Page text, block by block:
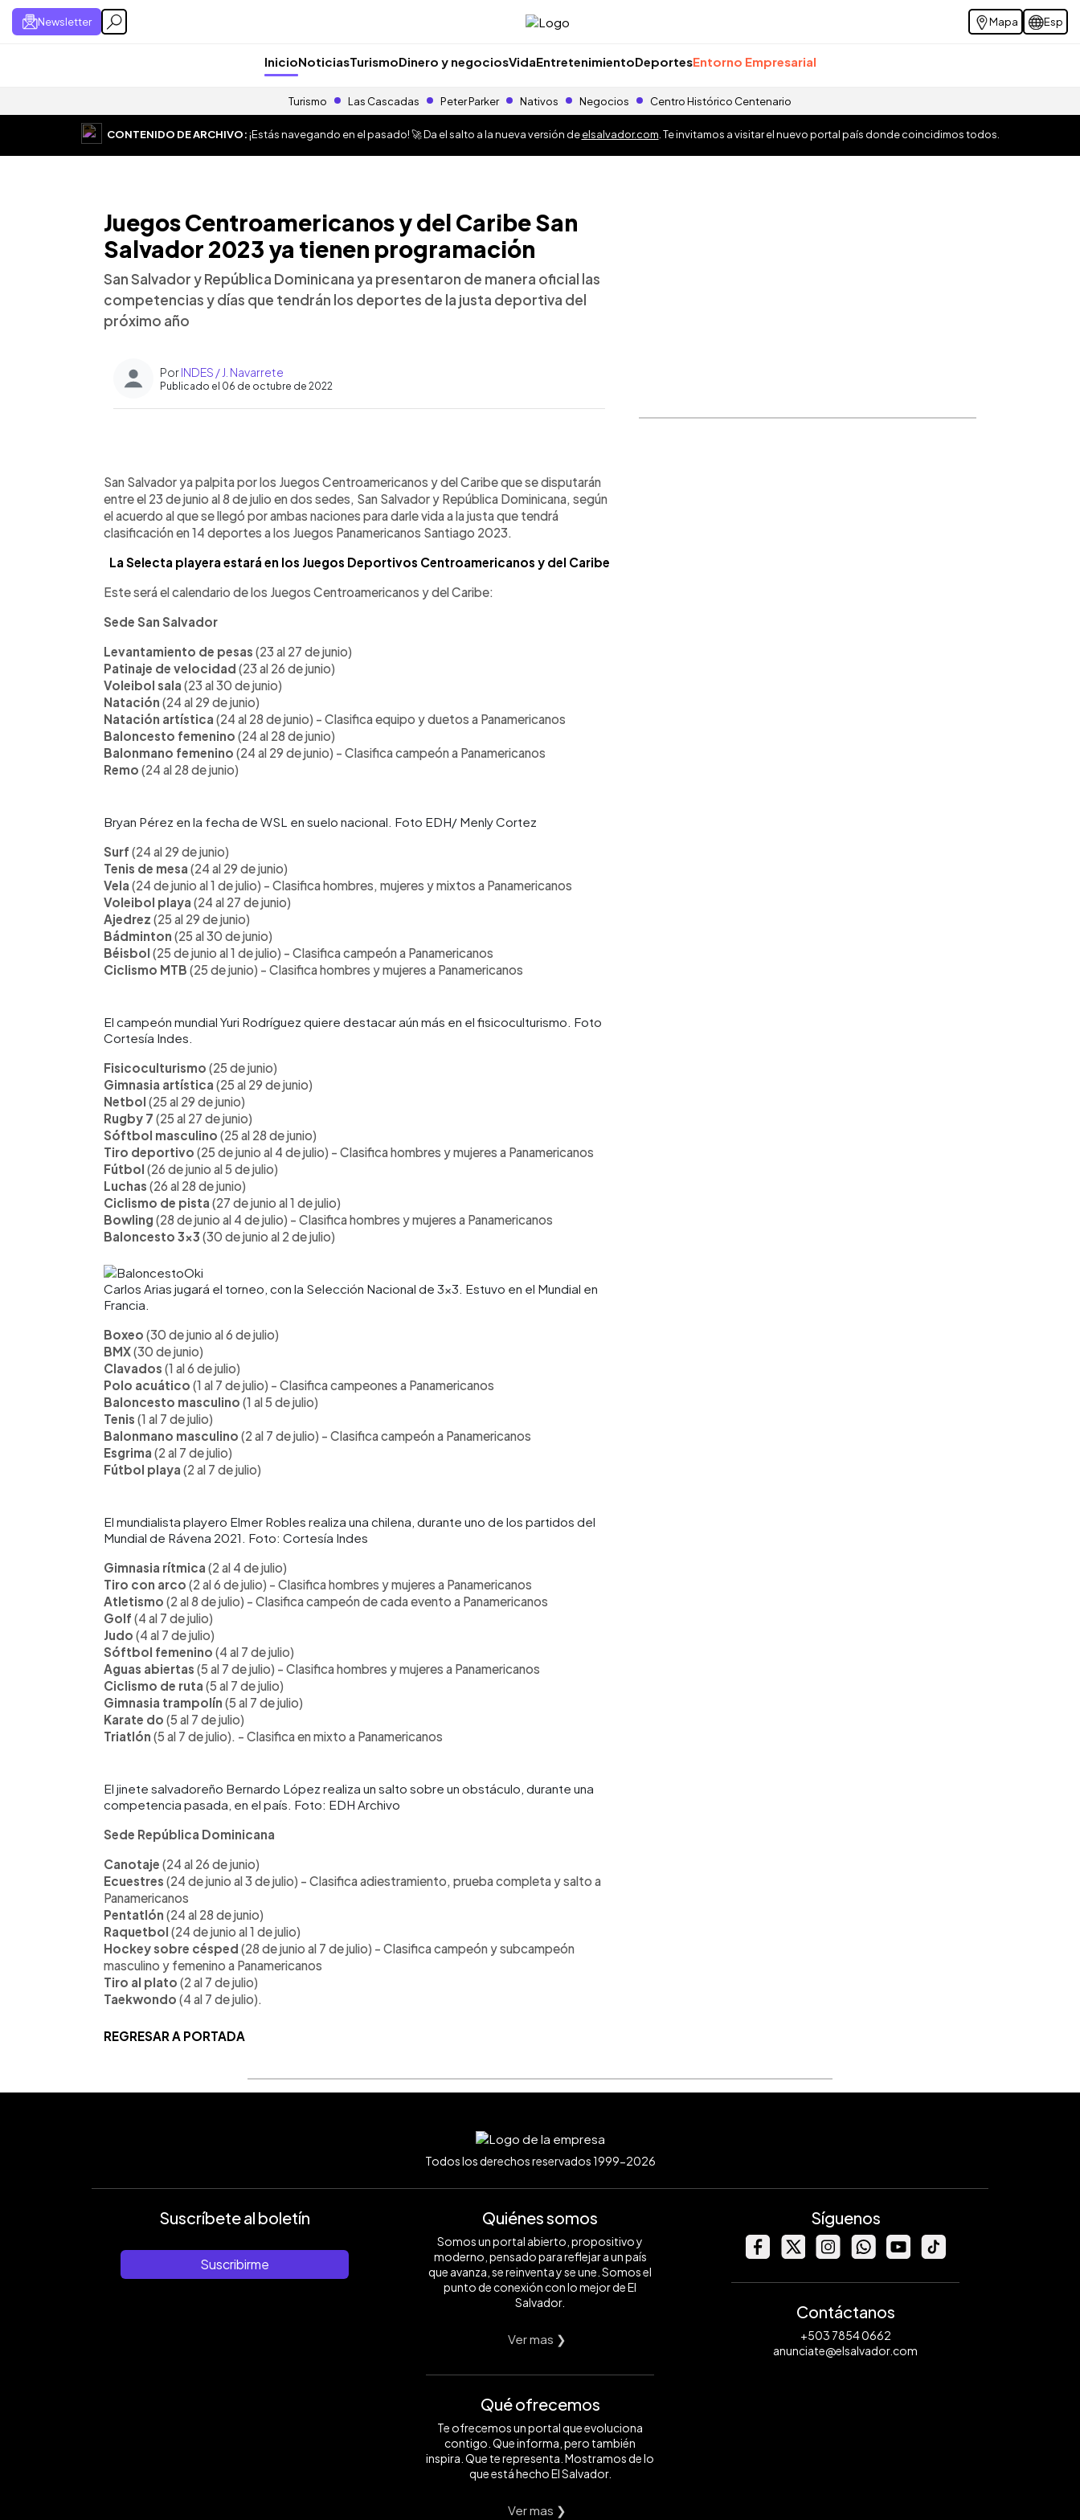
Newsletter Mapa Esp
InicioNoticiasTurismoDinero y negociosVidaEntretenimientoDeportesEntorno Empresarial
Turismo Las Cascadas Peter Parker Nativos Negocios Centro Histórico Centenario
CONTENIDO DE ARCHIVO:¡Estás navegando en el pasado! 🚀 Da el salto a la nueva versión deelsalvador.com . Te invitamos a visitar el nuevo portal país donde coincidimos todos.
Juegos Centroamericanos y del Caribe San
Salvador 2023 ya tienen programación
San Salvador y República Dominicana ya presentaron de manera oficial las
competencias y días que tendrán los deportes de la justa deportiva del
próximo año
PorINDES / J. Navarrete
Publicado el 06 de octubre de 2022
► Escuchar artículo
San Salvador ya palpita por los Juegos Centroamericanos y del Caribe que se disputarán
entre el 23 de junio al 8 de julio en dos sedes, San Salvador y República Dominicana, según
el acuerdo al que se llegó por ambas naciones para darle vida a la justa que tendrá
clasificación en 14 deportes a los Juegos Panamericanos Santiago 2023.
La Selecta playera estará en los Juegos Deportivos Centroamericanos y del Caribe
Este será el calendario de los Juegos Centroamericanos y del Caribe:
Sede San Salvador
Levantamiento de pesas (23 al 27 de junio)
Patinaje de velocidad (23 al 26 de junio)
Voleibol sala (23 al 30 de junio)
Natación (24 al 29 de junio)
Natación artística (24 al 28 de junio) - Clasifica equipo y duetos a Panamericanos
Baloncesto femenino (24 al 28 de junio)
Balonmano femenino (24 al 29 de junio) - Clasifica campeón a Panamericanos
Remo (24 al 28 de junio)
Bryan Pérez en la fecha de WSL en suelo nacional. Foto EDH/ Menly Cortez
Surf (24 al 29 de junio)
Tenis de mesa (24 al 29 de junio)
Vela (24 de junio al 1 de julio) - Clasifica hombres, mujeres y mixtos a Panamericanos
Voleibol playa (24 al 27 de junio)
Ajedrez (25 al 29 de junio)
Bádminton (25 al 30 de junio)
Béisbol (25 de junio al 1 de julio) - Clasifica campeón a Panamericanos
Ciclismo MTB (25 de junio) - Clasifica hombres y mujeres a Panamericanos
El campeón mundial Yuri Rodríguez quiere destacar aún más en el fisicoculturismo. Foto
Cortesía Indes.
Fisicoculturismo (25 de junio)
Gimnasia artística (25 al 29 de junio)
Netbol (25 al 29 de junio)
Rugby 7 (25 al 27 de junio)
Sóftbol masculino (25 al 28 de junio)
Tiro deportivo (25 de junio al 4 de julio) - Clasifica hombres y mujeres a Panamericanos
Fútbol (26 de junio al 5 de julio)
Luchas (26 al 28 de junio)
Ciclismo de pista (27 de junio al 1 de julio)
Bowling (28 de junio al 4 de julio) - Clasifica hombres y mujeres a Panamericanos
Baloncesto 3×3 (30 de junio al 2 de julio)
Carlos Arias jugará el torneo, con la Selección Nacional de 3x3. Estuvo en el Mundial en
Francia.
Boxeo (30 de junio al 6 de julio)
BMX(30 de junio)
Clavados (1 al 6 de julio)
Polo acuático (1 al 7 de julio) - Clasifica campeones a Panamericanos
Baloncesto masculino (1 al 5 de julio)
Tenis (1 al 7 de julio)
Balonmano masculino (2 al 7 de julio) - Clasifica campeón a Panamericanos
Esgrima (2 al 7 de julio)
Fútbol playa (2 al 7 de julio)
El mundialista playero Elmer Robles realiza una chilena, durante uno de los partidos del
Mundial de Rávena 2021. Foto: Cortesía Indes
Gimnasia rítmica (2 al 4 de julio)
Tiro con arco (2 al 6 de julio) - Clasifica hombres y mujeres a Panamericanos
Atletismo (2 al 8 de julio) - Clasifica campeón de cada evento a Panamericanos
Golf (4 al 7 de julio)
Judo (4 al 7 de julio)
Sóftbol femenino (4 al 7 de julio)
Aguas abiertas (5 al 7 de julio) - Clasifica hombres y mujeres a Panamericanos
Ciclismo de ruta (5 al 7 de julio)
Gimnasia trampolín (5 al 7 de julio)
Karate do (5 al 7 de julio)
Triatlón (5 al 7 de julio). - Clasifica en mixto a Panamericanos
El jinete salvadoreño Bernardo López realiza un salto sobre un obstáculo, durante una
competencia pasada, en el país. Foto: EDH Archivo
Sede República Dominicana
Canotaje (24 al 26 de junio)
Ecuestres (24 de junio al 3 de julio) - Clasifica adiestramiento, prueba completa y salto a
Panamericanos
Pentatlón (24 al 28 de junio)
Raquetbol (24 de junio al 1 de julio)
Hockey sobre césped (28 de junio al 7 de julio) - Clasifica campeón y subcampeón
masculino y femenino a Panamericanos
Tiro al plato (2 al 7 de julio)
Taekwondo (4 al 7 de julio).
REGRESAR A PORTADA
Todos los derechos reservados 1999-2026
Suscríbete al boletín
Suscribirme
Quiénes somos
Somos un portal abierto, propositivo y
moderno, pensado para reflejar a un país
que avanza, se reinventa y se une. Somos el
punto de conexión con lo mejor de El
Salvador.
Ver mas ❯
Qué ofrecemos
Te ofrecemos un portal que evoluciona
contigo. Que informa, pero también
inspira. Que te representa. Mostramos de lo
que está hecho El Salvador.
Ver mas ❯
Síguenos
Contáctanos
+503 7854 0662
anunciate@elsalvador.com